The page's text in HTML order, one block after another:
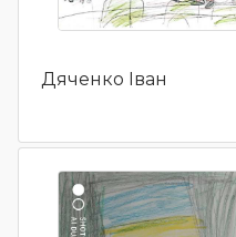
Дяченко Іван